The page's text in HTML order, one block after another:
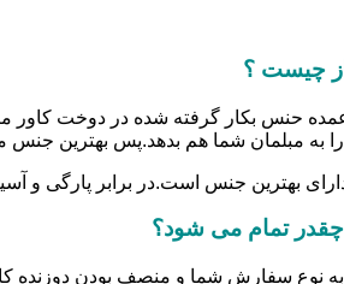
از چیست ؟
عمده حنس بکار گرفته شده در دوخت کاور
به مبلمان شما هم بدهد.پس بهترین
بهترین جنس است.در برابر پارگی و
تمام می شود؟